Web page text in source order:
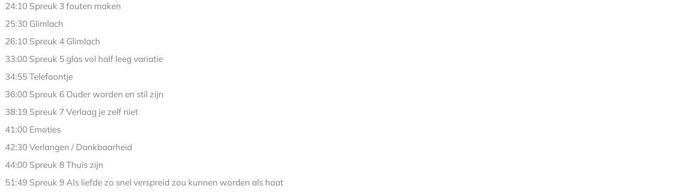
24:10 Spreuk 3 fouten maken
25:30 Glimlach
26:10 Spreuk 4 Glimlach
33:00 Spreuk 5 glas vol half leeg variatie
34:55 Telefoontje
36:00 Spreuk 6 Ouder worden en stil zijn
38:19 Spreuk 7 Verlaag je zelf niet
41:00 Emoties
42:30 Verlangen / Dankbaarheid
44:00 Spreuk 8 Thuis zijn
51:49 Spreuk 9 Als liefde zo snel verspreid zou kunnen worden als haat